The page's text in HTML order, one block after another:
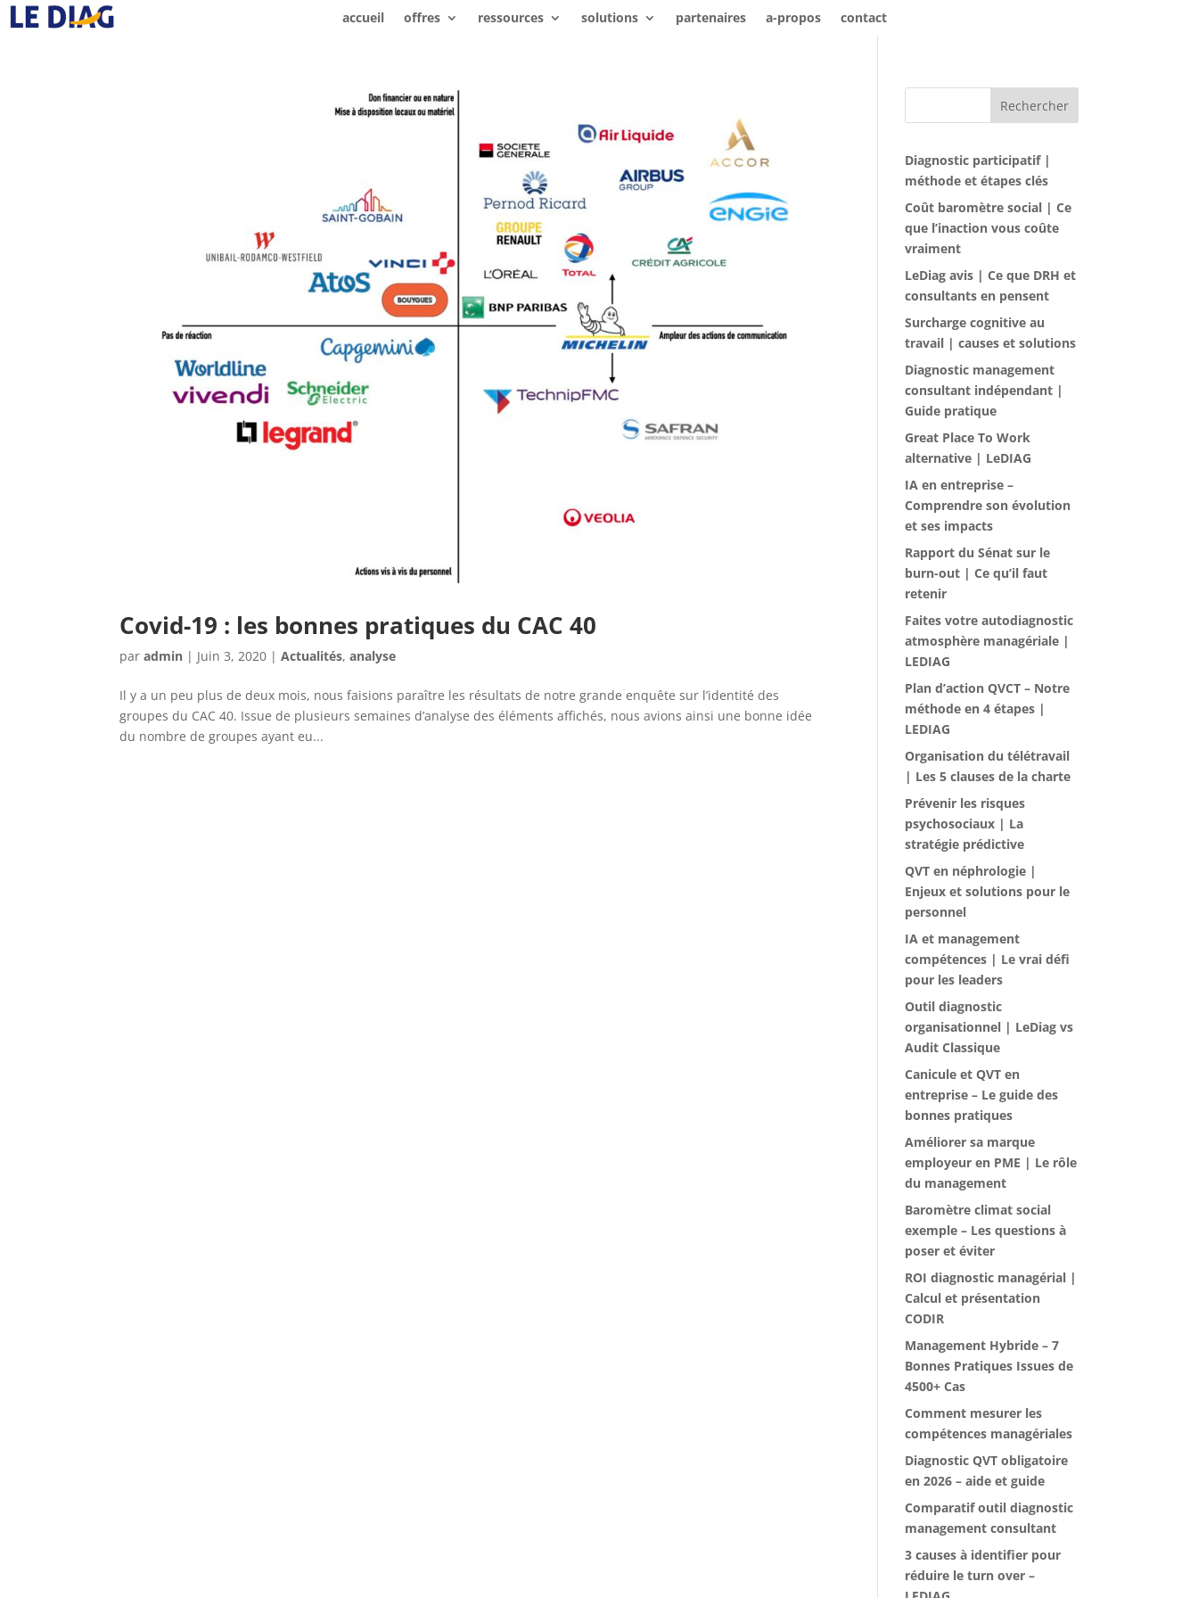
accueil offres ressources solutions partenaires a-propos contact
Covid-19 : les bonnes pratiques du CAC 40
paradmin | Juin 3, 2020 |Actualités,analyse
Il y a un peu plus de deux mois, nous faisions paraître les résultats de notre grande enquête sur l’identité des
groupes du CAC 40. Issue de plusieurs semaines d’analyse des éléments affichés, nous avions ainsi une bonne idée
du nombre de groupes ayant eu...
Rechercher
Diagnostic participatif |
méthode et étapes clés
Coût baromètre social | Ce
que l’inaction vous coûte
vraiment
LeDiag avis | Ce que DRH et
consultants en pensent
Surcharge cognitive au
travail | causes et solutions
Diagnostic management
consultant indépendant |
Guide pratique
Great Place To Work
alternative | LeDIAG
IA en entreprise –
Comprendre son évolution
et ses impacts
Rapport du Sénat sur le
burn-out | Ce qu’il faut
retenir
Faites votre autodiagnostic
atmosphère managériale |
LEDIAG
Plan d’action QVCT – Notre
méthode en 4 étapes |
LEDIAG
Organisation du télétravail
| Les 5 clauses de la charte
Prévenir les risques
psychosociaux | La
stratégie prédictive
QVT en néphrologie |
Enjeux et solutions pour le
personnel
IA et management
compétences | Le vrai défi
pour les leaders
Outil diagnostic
organisationnel | LeDiag vs
Audit Classique
Canicule et QVT en
entreprise – Le guide des
bonnes pratiques
Améliorer sa marque
employeur en PME | Le rôle
du management
Baromètre climat social
exemple – Les questions à
poser et éviter
ROI diagnostic managérial |
Calcul et présentation
CODIR
Management Hybride – 7
Bonnes Pratiques Issues de
4500+ Cas
Comment mesurer les
compétences managériales
Diagnostic QVT obligatoire
en 2026 – aide et guide
Comparatif outil diagnostic
management consultant
3 causes à identifier pour
réduire le turn over –